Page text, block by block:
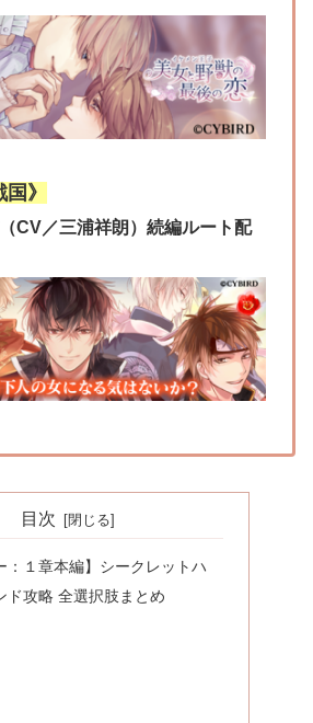
》
（CV／三浦祥朗）続編ルート配
目次
：１章本編】シークレットハ
ド攻略 全選択肢まとめ